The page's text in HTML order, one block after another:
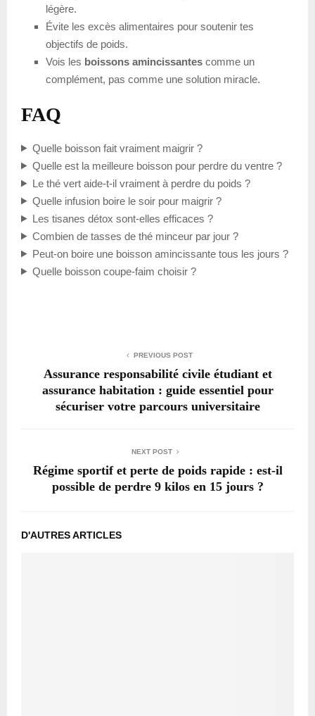
légère.
Évite les excès alimentaires pour soutenir tes
objectifs de poids.
Vois les boissons amincissantes comme un
complément, pas comme une solution miracle.
FAQ
Quelle boisson fait vraiment maigrir ?
Quelle est la meilleure boisson pour perdre du ventre ?
Le thé vert aide-t-il vraiment à perdre du poids ?
Quelle infusion boire le soir pour maigrir ?
Les tisanes détox sont-elles efficaces ?
Combien de tasses de thé minceur par jour ?
Peut-on boire une boisson amincissante tous les jours ?
Quelle boisson coupe-faim choisir ?
PREVIOUS POST
Assurance responsabilité civile étudiant et
assurance habitation : guide essentiel pour
sécuriser votre parcours universitaire
NEXT POST
Régime sportif et perte de poids rapide : est-il
possible de perdre 9 kilos en 15 jours ?
D'AUTRES ARTICLES